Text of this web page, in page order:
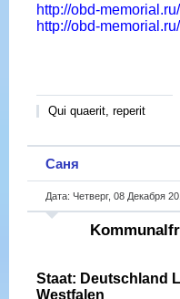
http://obd-
http://obd-
Qui quaerit, reperit
Саня
Дата: Четверг, 08 Декабря
Staat: Deutschland
Westfalen